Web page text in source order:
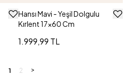
Hansı Mavi - Yeşil Dolgulu
Kırlent 17x60 Cm
1.999,99 TL
1 2 >